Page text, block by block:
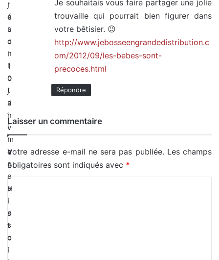
r
é
s
o
n
l
o
t
d
’
i
m
a
g
e
s
i
n
s
o
l
j
e
u
d
i
1
0
j
a
n
v
i
e
r
.
H
i
s
t
o
i
:
Je souhaitais vous faire partager une jolie
trouvaille qui pourrait bien figurer dans
votre bêtisier. 😉
http://www.jebosseengrandedistribution.c
om/2012/09/les-bebes-sont-
precoces.html
Répondre
Laisser un commentaire
Votre adresse e-mail ne sera pas publiée. Les champs
obligatoires sont indiqués avec *
C
o
m
m
e
n